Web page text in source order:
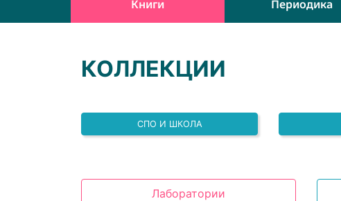
Книги Периодика
КОЛЛЕКЦИИ
СПО И ШКОЛА
Лаборатории